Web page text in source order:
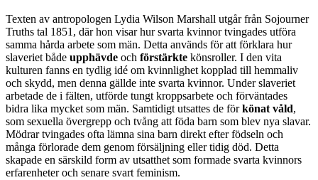
Texten av antropologen Lydia Wilson Marshall utgår från Sojourner
Truths tal 1851, där hon visar hur svarta kvinnor tvingades utföra
samma hårda arbete som män. Detta används för att förklara hur
slaveriet både upphävde och förstärkte könsroller. I den vita
kulturen fanns en tydlig idé om kvinnlighet kopplad till hemmaliv
och skydd, men denna gällde inte svarta kvinnor. Under slaveriet
arbetade de i fälten, utförde tungt kroppsarbete och förväntades
bidra lika mycket som män. Samtidigt utsattes de förkönat våld,
som sexuella övergrepp och tvång att föda barn som blev nya slavar.
Mödrar tvingades ofta lämna sina barn direkt efter födseln och
många förlorade dem genom försäljning eller tidig död. Detta
skapade en särskild form av utsatthet som formade svarta kvinnors
erfarenheter och senare svart feminism.